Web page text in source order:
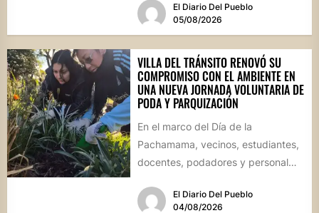
El Diario Del Pueblo
05/08/2026
VILLA DEL TRÁNSITO RENOVÓ SU
COMPROMISO CON EL AMBIENTE EN
UNA NUEVA JORNADA VOLUNTARIA DE
PODA Y PARQUIZACIÓN
En el marco del Día de la
Pachamama, vecinos, estudiantes,
docentes, podadores y personal
de...
El Diario Del Pueblo
04/08/2026